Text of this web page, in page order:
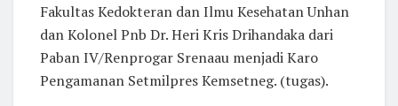
Fakultas Kedokteran dan Ilmu Kesehatan Unhan
dan Kolonel Pnb Dr. Heri Kris Drihandaka dari
Paban IV/Renprogar Srenaau menjadi Karo
Pengamanan Setmilpres Kemsetneg. (tugas).